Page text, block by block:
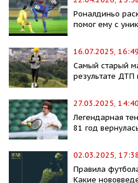
Роналдиньо
помог ему с
16.07.2025, 16:49
Самый старый
результате ДТП
27.03.2025, 14:40
Легендарная
81 год
02.03.2025, 17:38
Правила
Какие